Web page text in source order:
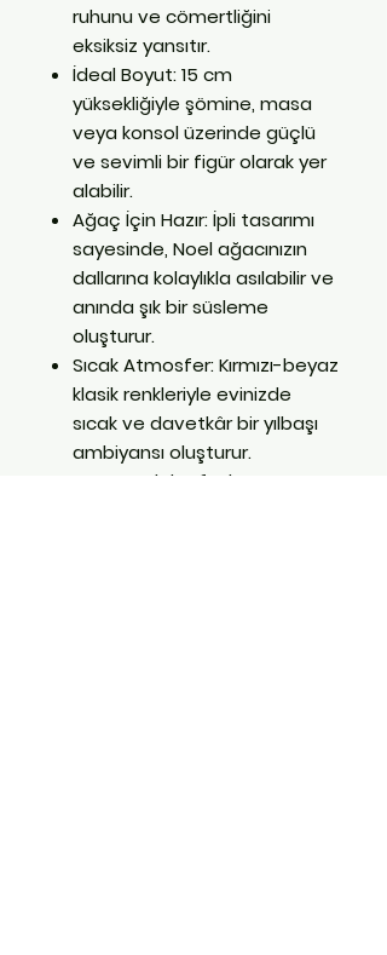
ruhunu ve cömertliğini
eksiksiz yansıtır.
İdeal Boyut: 15 cm
yüksekliğiyle şömine, masa
veya konsol üzerinde güçlü
ve sevimli bir figür olarak yer
alabilir.
Ağaç İçin Hazır: İpli tasarımı
sayesinde, Noel ağacınızın
dallarına kolaylıkla asılabilir ve
anında şık bir süsleme
oluşturur.
Sıcak Atmosfer: Kırmızı-beyaz
klasik renkleriyle evinizde
sıcak ve davetkâr bir yılbaşı
ambiyansı oluşturur.
Bu ürün ve daha fazlası, Hatay